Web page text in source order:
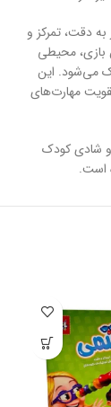
دقت، تمرکز و
محیطی
می‌شود. این
مهارت‌های
و شادی کودک
است.